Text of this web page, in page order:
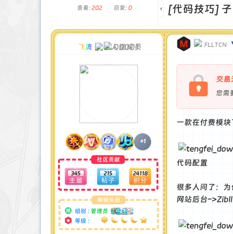
查看: 202 回复: 0 [代码技巧]
飞流 00001
+1
社区贡献
345 215 24118
等级头衔
组别 : 管理员
等级 :
FLLTCN
交易
您需
一款在付费模
代码配置
很多人问了：
网站后台